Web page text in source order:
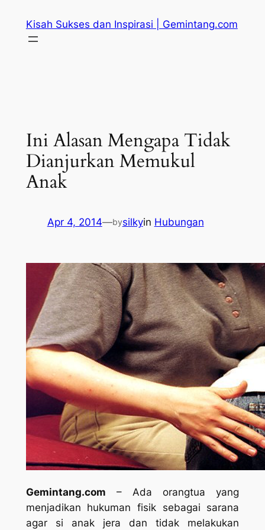
content
Kisah Sukses dan Inspirasi | Gemintang.com
Ini Alasan Mengapa Tidak
Dianjurkan Memukul
Anak
Apr 4, 2014—bysilkyin Hubungan
Gemintang.com – Ada orangtua yang
menjadikan hukuman fisik sebagai sarana
agar si anak jera dan tidak melakukan